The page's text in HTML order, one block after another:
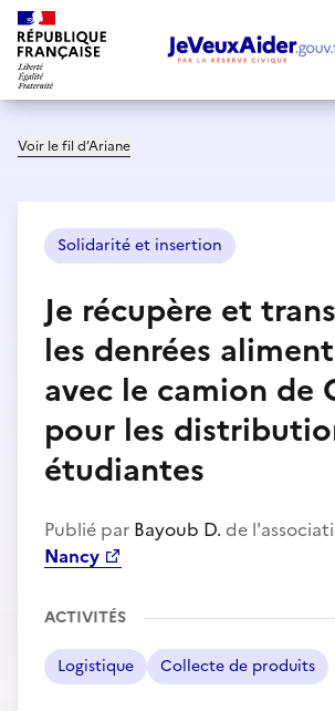
Voir le fil d’Ariane
Solidarité et insertion
Je récupère et
les denrées
avec le camion de
pour les
étudiantes
Publié par Bayoub D. de
Nancy
ACTIVITÉS
Logistique Collecte de produits